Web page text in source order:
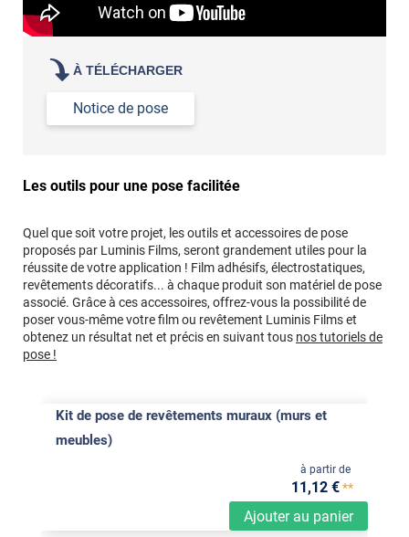
À TÉLÉCHARGER
Notice de pose
Les outils pour une pose facilitée
Quel que soit votre projet, les outils et accessoires de pose
proposés par Luminis Films, seront grandement utiles pour la
réussite de votre application ! Film adhésifs, électrostatiques,
revêtements décoratifs... à chaque produit son matériel de pose
associé. Grâce à ces accessoires, offrez-vous la possibilité de
poser vous-même votre film ou revêtement Luminis Films et
obtenez un résultat net et précis en suivant tous nos tutoriels de
pose !
Kit de pose de revêtements muraux (murs et
meubles)
Ajouter au panier
à partir de
11,12 €**